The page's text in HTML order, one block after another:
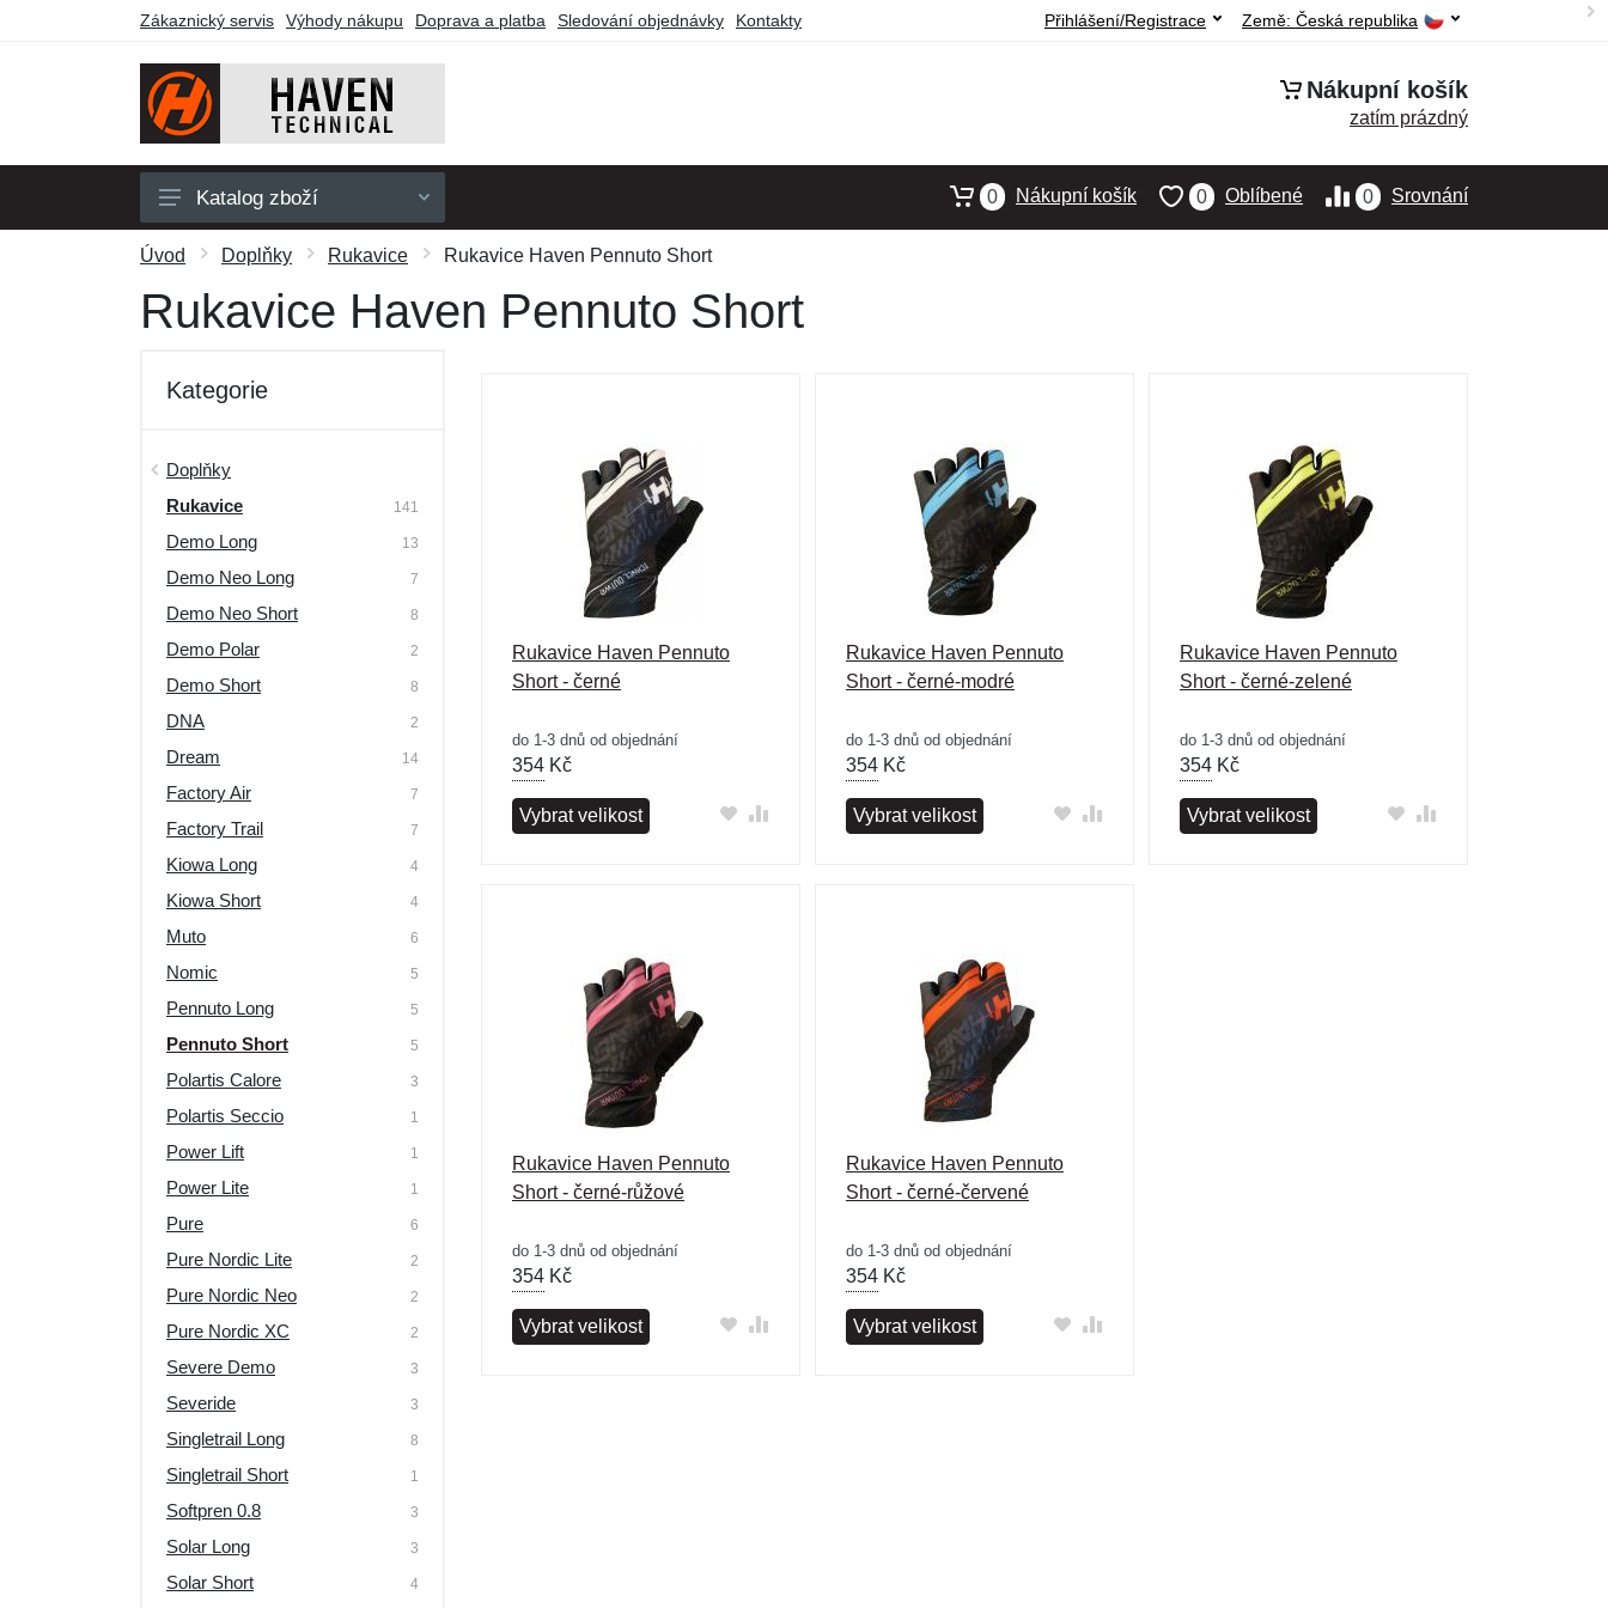
Zákaznický servis Výhody nákupu Doprava a platba Sledování objednávky Kontakty Země: Česká republika
Přihlášení/Registrace
Nákupní košík
zatím prázdný
Pánské
Dámské
Doplňky
Outdoor
Dárkové poukazy
Výprodej
Katalog zboží 0 Srovnání
0 Oblíbené
0 Nákupní košík
Úvod Doplňky Rukavice Rukavice Haven Pennuto Short
Rukavice Haven Pennuto Short
Kategorie
Doplňky
Rukavice
141
Demo Long 13
Demo Neo Long 7
Demo Neo Short 8
Demo Polar 2
Demo Short 8
DNA 2
Dream 14
Factory Air 7
Factory Trail 7
Kiowa Long 4
Kiowa Short 4
Muto 6
Nomic 5
Pennuto Long 5
Pennuto Short 5
Polartis Calore 3
Polartis Seccio 1
Power Lift 1
Power Lite 1
Pure 6
Pure Nordic Lite 2
Pure Nordic Neo 2
Pure Nordic XC 2
Severe Demo 3
Severide 3
Singletrail Long 8
Singletrail Short 1
Softpren 0.8 3
Solar Long 3
Solar Short 4
Rukavice Haven Pennuto
Short - černé
do 1-3 dnů od objednání
354 Kč
Vybrat velikost
Rukavice Haven Pennuto
Short - černé-modré
do 1-3 dnů od objednání
354Kč
Vybrat velikost
Rukavice Haven Pennuto
Short - černé-zelené
do 1-3 dnů od objednání
354Kč
Vybrat velikost
Rukavice Haven Pennuto
Short - černé-růžové
do 1-3 dnů od objednání
354 Kč
Vybrat velikost
Rukavice Haven Pennuto
Short - černé-červené
do 1-3 dnů od objednání
354Kč
Vybrat velikost